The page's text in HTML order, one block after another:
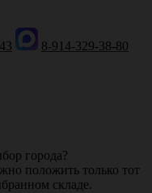
8-914-329-38-80
города?
положить только тот
складе.